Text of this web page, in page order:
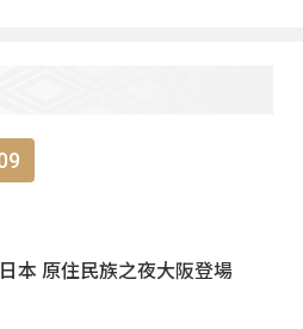
本 原住民族之夜大阪登場